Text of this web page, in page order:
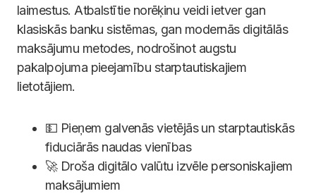
laimestus. Atbalstītie norēķinu veidi ietver gan
klasiskās banku sistēmas, gan modernās digitālās
maksājumu metodes, nodrošinot augstu
pakalpojuma pieejamību starptautiskajiem
lietotājiem.
💵 Pieņem galvenās vietējās un starptautiskās
fiduciārās naudas vienības
🚀 Droša digitālo valūtu izvēle personiskajiem
maksājumiem